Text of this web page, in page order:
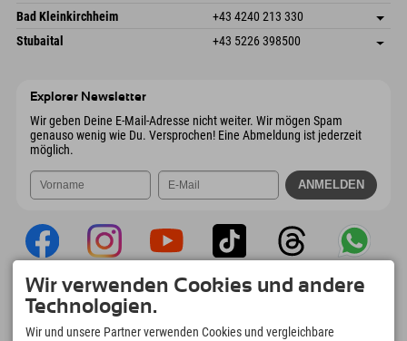
Österreich
Buchen
Gscheat 14
6441 Umhausen
Österreich
Adresse speichern
Anreiseinfos
Buchen
Bad Kleinkirchheim +43 4240 213 330
Dorfstraße 24
Adresse speichern
Stubaital +43 5226 398500
Explorer Newsletter
Wir geben Deine E-Mail-Adresse nicht weiter. Wir mögen Spam
genauso wenig wie Du. Versprochen! Eine Abmeldung ist jederzeit
möglich.
Explorer App
Upload Deiner #ExplorerMoments, Mein
Wir verwenden Cookies und andere
Technologien.
Wir und unsere Partner verwenden Cookies und vergleichbare